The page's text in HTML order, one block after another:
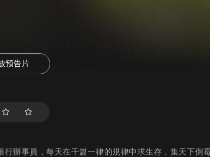
預告片
行辦事員，每天在千篇一律的規律中求生存，集天下倒